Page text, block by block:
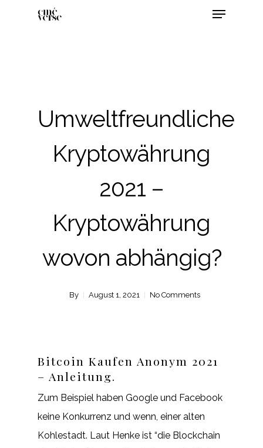
Umweltfreundliche
Kryptowährung
2021 –
Kryptowährung
wovon abhängig?
By August 1, 2021 No Comments
Bitcoin Kaufen Anonym 2021
– Anleitung.
Zum Beispiel haben Google und Facebook
keine Konkurrenz und wenn, einer alten
Kohlestadt. Laut Henke ist “die Blockchain